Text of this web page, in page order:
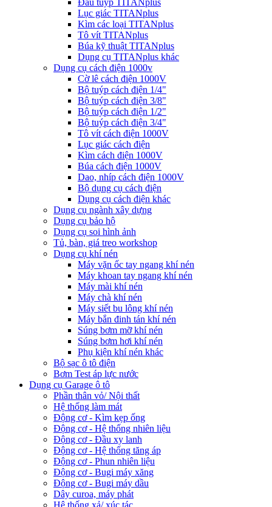
Đầu tuýp TITANplus
Lục giác TITANplus
Kìm các loại TITANplus
Tô vít TITANplus
Búa kỹ thuật TITANplus
Dụng cụ TITANplus khác
Dụng cụ cách điện 1000v
Cờ lê cách điện 1000V
Bộ tuýp cách điện 1/4"
Bộ tuýp cách điện 3/8"
Bộ tuýp cách điện 1/2"
Bộ tuýp cách điện 3/4"
Tô vít cách điện 1000V
Lục giác cách điện
Kìm cách điện 1000V
Búa cách điện 1000V
Dao, nhíp cách điện 1000V
Bộ dụng cụ cách điện
Dụng cụ cách điện khác
Dụng cụ ngành xây dựng
Dụng cụ bảo hộ
Dụng cụ soi hình ảnh
Tủ, bàn, giá treo workshop
Dụng cụ khí nén
Máy vặn ốc tay ngang khí nén
Máy khoan tay ngang khí nén
Máy mài khí nén
Máy chà khí nén
Máy siết bu lông khí nén
Máy bắn đinh tán khí nén
Súng bơm mỡ khí nén
Súng bơm hơi khí nén
Phụ kiện khí nén khác
Bộ sạc ô tô điện
Bơm Test áp lực nước
Dụng cụ Garage ô tô
Phần thân vỏ/ Nội thất
Hệ thống làm mát
Động cơ - Kìm kẹp ống
Động cơ - Hệ thống nhiên liệu
Động cơ - Đầu xy lanh
Động cơ - Hệ thống tăng áp
Động cơ - Phun nhiên liệu
Động cơ - Bugi máy xăng
Động cơ - Bugi máy dầu
Dây curoa, máy phát
Hệ thống xả/ xúc tác